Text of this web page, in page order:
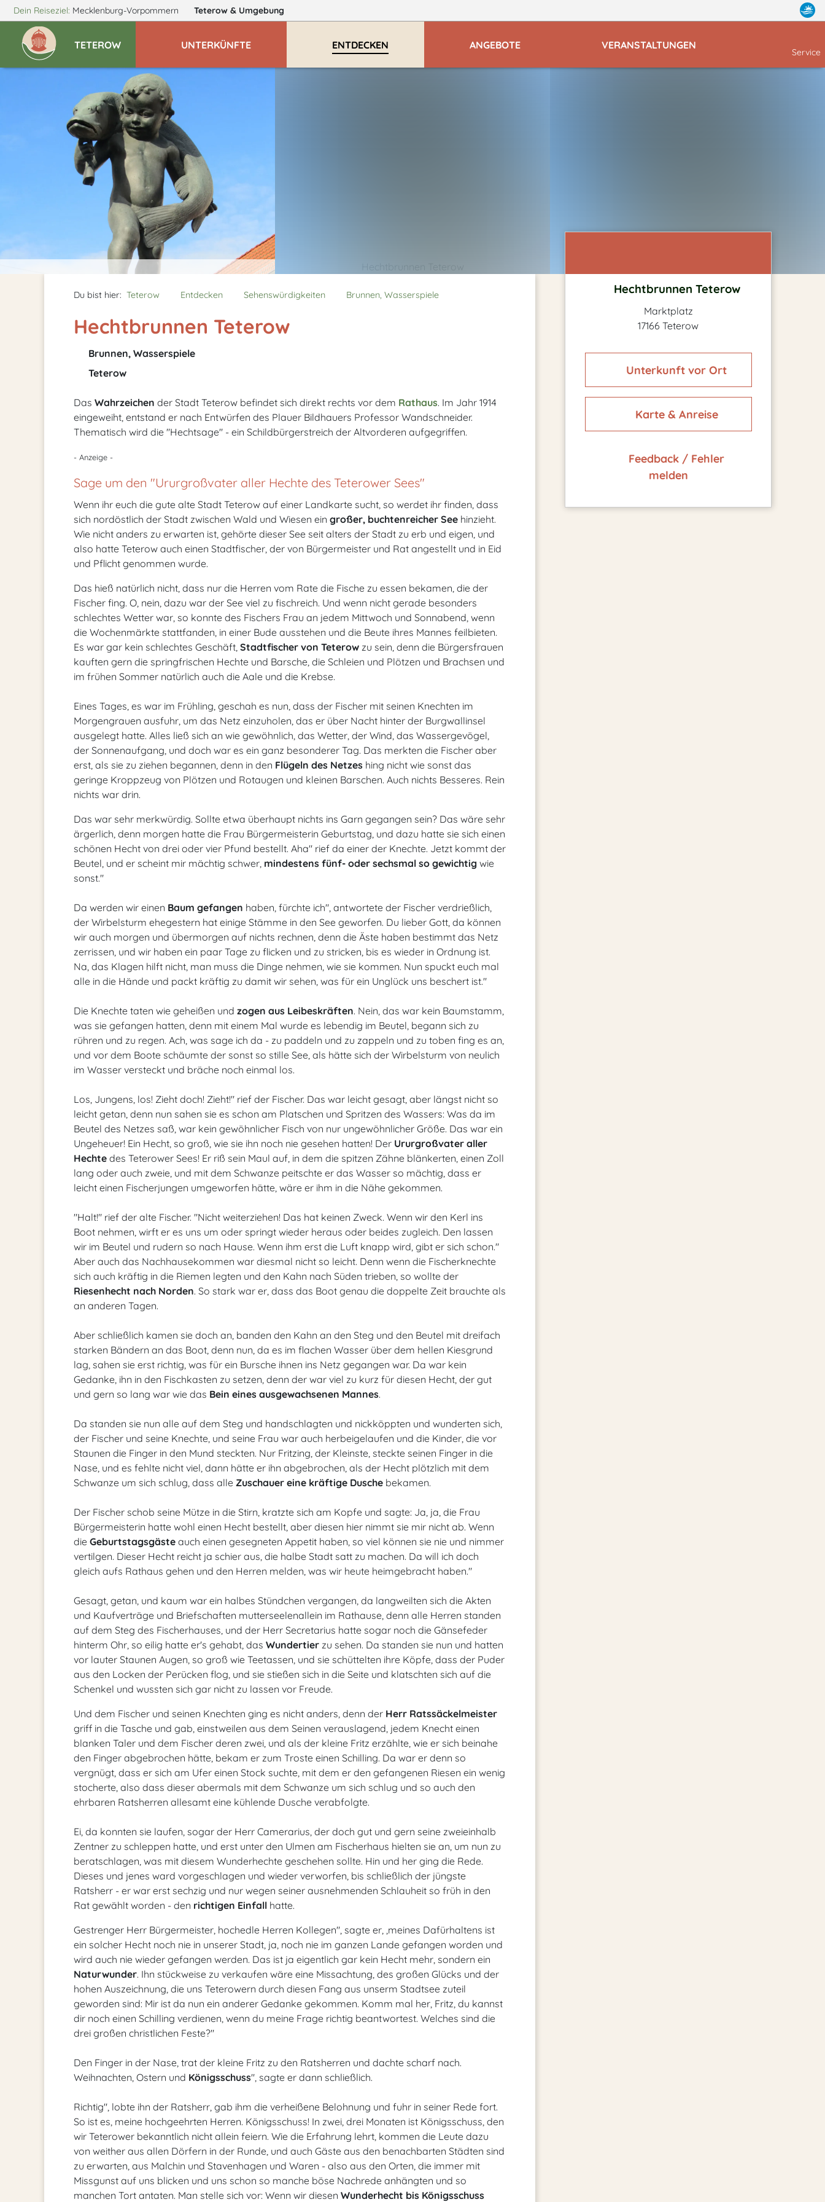
Dein Reiseziel: Mecklenburg-Vorpommern Teterow & Umgebung
TETEROW UNTERKÜNFTE ENTDECKEN ANGEBOTE VERANSTALTUNGEN
Service
Du bist hier: Teterow Entdecken Sehenswürdigkeiten Brunnen, Wasserspiele
Hechtbrunnen Teterow
Brunnen, Wasserspiele
Teterow
Das Wahrzeichen der Stadt Teterow befindet sich direkt rechts vor dem Rathaus. Im Jahr 1914
eingeweiht, entstand er nach Entwürfen des Plauer Bildhauers Professor Wandschneider.
Thematisch wird die "Hechtsage" - ein Schildbürgerstreich der Altvorderen aufgegriffen.
- Anzeige -
Sage um den "Ururgroßvater aller Hechte des Teterower Sees"
Wenn ihr euch die gute alte Stadt Teterow auf einer Landkarte sucht, so werdet ihr finden, dass
sich nordöstlich der Stadt zwischen Wald und Wiesen ein großer, buchtenreicher See hinzieht.
Wie nicht anders zu erwarten ist, gehörte dieser See seit alters der Stadt zu erb und eigen, und
also hatte Teterow auch einen Stadtfischer, der von Bürgermeister und Rat angestellt und in Eid
und Pflicht genommen wurde.
Das hieß natürlich nicht, dass nur die Herren vom Rate die Fische zu essen bekamen, die der
Fischer fing. O, nein, dazu war der See viel zu fischreich. Und wenn nicht gerade besonders
schlechtes Wetter war, so konnte des Fischers Frau an jedem Mittwoch und Sonnabend, wenn
die Wochenmärkte stattfanden, in einer Bude ausstehen und die Beute ihres Mannes feilbieten.
Es war gar kein schlechtes Geschäft, Stadtfischer von Teterow zu sein, denn die Bürgersfrauen
kauften gern die springfrischen Hechte und Barsche, die Schleien und Plötzen und Brachsen und
im frühen Sommer natürlich auch die Aale und die Krebse.
Eines Tages, es war im Frühling, geschah es nun, dass der Fischer mit seinen Knechten im
Morgengrauen ausfuhr, um das Netz einzuholen, das er über Nacht hinter der Burgwallinsel
ausgelegt hatte. Alles ließ sich an wie gewöhnlich, das Wetter, der Wind, das Wassergevögel,
der Sonnenaufgang, und doch war es ein ganz besonderer Tag. Das merkten die Fischer aber
erst, als sie zu ziehen begannen, denn in den Flügeln des Netzes hing nicht wie sonst das
geringe Kroppzeug von Plötzen und Rotaugen und kleinen Barschen. Auch nichts Besseres. Rein
nichts war drin.
Das war sehr merkwürdig. Sollte etwa überhaupt nichts ins Garn gegangen sein? Das wäre sehr
ärgerlich, denn morgen hatte die Frau Bürgermeisterin Geburtstag, und dazu hatte sie sich einen
schönen Hecht von drei oder vier Pfund bestellt. Aha" rief da einer der Knechte. Jetzt kommt der
Beutel, und er scheint mir mächtig schwer, mindestens fünf- oder sechsmal so gewichtig wie
sonst."
Da werden wir einen Baum gefangen haben, fürchte ich", antwortete der Fischer verdrießlich,
der Wirbelsturm ehegestern hat einige Stämme in den See geworfen. Du lieber Gott, da können
wir auch morgen und übermorgen auf nichts rechnen, denn die Äste haben bestimmt das Netz
zerrissen, und wir haben ein paar Tage zu flicken und zu stricken, bis es wieder in Ordnung ist.
Na, das Klagen hilft nicht, man muss die Dinge nehmen, wie sie kommen. Nun spuckt euch mal
alle in die Hände und packt kräftig zu damit wir sehen, was für ein Unglück uns beschert ist."
Die Knechte taten wie geheißen und zogen aus Leibeskräften. Nein, das war kein Baumstamm,
was sie gefangen hatten, denn mit einem Mal wurde es lebendig im Beutel, begann sich zu
rühren und zu regen. Ach, was sage ich da - zu paddeln und zu zappeln und zu toben fing es an,
und vor dem Boote schäumte der sonst so stille See, als hätte sich der Wirbelsturm von neulich
im Wasser versteckt und bräche noch einmal los.
Los, Jungens, los! Zieht doch! Zieht!" rief der Fischer. Das war leicht gesagt, aber längst nicht so
leicht getan, denn nun sahen sie es schon am Platschen und Spritzen des Wassers: Was da im
Beutel des Netzes saß, war kein gewöhnlicher Fisch von nur ungewöhnlicher Größe. Das war ein
Ungeheuer! Ein Hecht, so groß, wie sie ihn noch nie gesehen hatten! Der Ururgroßvater aller
Hechte des Teterower Sees! Er riß sein Maul auf, in dem die spitzen Zähne blänkerten, einen Zoll
lang oder auch zweie, und mit dem Schwanze peitschte er das Wasser so mächtig, dass er
leicht einen Fischerjungen umgeworfen hätte, wäre er ihm in die Nähe gekommen.
"Halt!" rief der alte Fischer. "Nicht weiterziehen! Das hat keinen Zweck. Wenn wir den Kerl ins
Boot nehmen, wirft er es uns um oder springt wieder heraus oder beides zugleich. Den lassen
wir im Beutel und rudern so nach Hause. Wenn ihm erst die Luft knapp wird, gibt er sich schon."
Aber auch das Nachhausekommen war diesmal nicht so leicht. Denn wenn die Fischerknechte
sich auch kräftig in die Riemen legten und den Kahn nach Süden trieben, so wollte der
Riesenhecht nach Norden. So stark war er, dass das Boot genau die doppelte Zeit brauchte als
an anderen Tagen.
Aber schließlich kamen sie doch an, banden den Kahn an den Steg und den Beutel mit dreifach
starken Bändern an das Boot, denn nun, da es im flachen Wasser über dem hellen Kiesgrund
lag, sahen sie erst richtig, was für ein Bursche ihnen ins Netz gegangen war. Da war kein
Gedanke, ihn in den Fischkasten zu setzen, denn der war viel zu kurz für diesen Hecht, der gut
und gern so lang war wie das Bein eines ausgewachsenen Mannes.
Da standen sie nun alle auf dem Steg und handschlagten und nickköppten und wunderten sich,
der Fischer und seine Knechte, und seine Frau war auch herbeigelaufen und die Kinder, die vor
Staunen die Finger in den Mund steckten. Nur Fritzing, der Kleinste, steckte seinen Finger in die
Nase, und es fehlte nicht viel, dann hätte er ihn abgebrochen, als der Hecht plötzlich mit dem
Schwanze um sich schlug, dass alle Zuschauer eine kräftige Dusche bekamen.
Der Fischer schob seine Mütze in die Stirn, kratzte sich am Kopfe und sagte: Ja, ja, die Frau
Bürgermeisterin hatte wohl einen Hecht bestellt, aber diesen hier nimmt sie mir nicht ab. Wenn
die Geburtstagsgäste auch einen gesegneten Appetit haben, so viel können sie nie und nimmer
vertilgen. Dieser Hecht reicht ja schier aus, die halbe Stadt satt zu machen. Da will ich doch
gleich aufs Rathaus gehen und den Herren melden, was wir heute heimgebracht haben."
Gesagt, getan, und kaum war ein halbes Stündchen vergangen, da langweilten sich die Akten
und Kaufverträge und Briefschaften mutterseelenallein im Rathause, denn alle Herren standen
auf dem Steg des Fischerhauses, und der Herr Secretarius hatte sogar noch die Gänsefeder
hinterm Ohr, so eilig hatte er's gehabt, das Wundertier zu sehen. Da standen sie nun und hatten
vor lauter Staunen Augen, so groß wie Teetassen, und sie schüttelten ihre Köpfe, dass der Puder
aus den Locken der Perücken flog, und sie stießen sich in die Seite und klatschten sich auf die
Schenkel und wussten sich gar nicht zu lassen vor Freude.
Und dem Fischer und seinen Knechten ging es nicht anders, denn der Herr Ratssäckelmeister
griff in die Tasche und gab, einstweilen aus dem Seinen verauslagend, jedem Knecht einen
blanken Taler und dem Fischer deren zwei, und als der kleine Fritz erzählte, wie er sich beinahe
den Finger abgebrochen hätte, bekam er zum Troste einen Schilling. Da war er denn so
vergnügt, dass er sich am Ufer einen Stock suchte, mit dem er den gefangenen Riesen ein wenig
stocherte, also dass dieser abermals mit dem Schwanze um sich schlug und so auch den
ehrbaren Ratsherren allesamt eine kühlende Dusche verabfolgte.
Ei, da konnten sie laufen, sogar der Herr Camerarius, der doch gut und gern seine zweieinhalb
Zentner zu schleppen hatte, und erst unter den Ulmen am Fischerhaus hielten sie an, um nun zu
beratschlagen, was mit diesem Wunderhechte geschehen sollte. Hin und her ging die Rede.
Dieses und jenes ward vorgeschlagen und wieder verworfen, bis schließlich der jüngste
Ratsherr - er war erst sechzig und nur wegen seiner ausnehmenden Schlauheit so früh in den
Rat gewählt worden - den richtigen Einfall hatte.
Gestrenger Herr Bürgermeister, hochedle Herren Kollegen", sagte er, ,meines Dafürhaltens ist
ein solcher Hecht noch nie in unserer Stadt, ja, noch nie im ganzen Lande gefangen worden und
wird auch nie wieder gefangen werden. Das ist ja eigentlich gar kein Hecht mehr, sondern ein
Naturwunder. Ihn stückweise zu verkaufen wäre eine Missachtung, des großen Glücks und der
hohen Auszeichnung, die uns Teterowern durch diesen Fang aus unserm Stadtsee zuteil
geworden sind: Mir ist da nun ein anderer Gedanke gekommen. Komm mal her, Fritz, du kannst
dir noch einen Schilling verdienen, wenn du meine Frage richtig beantwortest. Welches sind die
drei großen christlichen Feste?"
Den Finger in der Nase, trat der kleine Fritz zu den Ratsherren und dachte scharf nach.
Weihnachten, Ostern und Königsschuss", sagte er dann schließlich.
Richtig", lobte ihn der Ratsherr, gab ihm die verheißene Belohnung und fuhr in seiner Rede fort.
So ist es, meine hochgeehrten Herren. Königsschuss! In zwei, drei Monaten ist Königsschuss, den
wir Teterower bekanntlich nicht allein feiern. Wie die Erfahrung lehrt, kommen die Leute dazu
von weither aus allen Dörfern in der Runde, und auch Gäste aus den benachbarten Städten sind
zu erwarten, aus Malchin und Stavenhagen und Waren - also aus den Orten, die immer mit
Missgunst auf uns blicken und uns schon so manche böse Nachrede anhängten und so
manchen Tort antaten. Man stelle sich vor: Wenn wir diesen Wunderhecht bis Königsschuss
Hechtbrunnen Teterow
Marktplatz
17166 Teterow
Unterkunft vor Ort
Karte & Anreise
Feedback / Fehler
melden